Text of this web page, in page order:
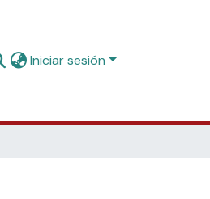
Iniciar sesión